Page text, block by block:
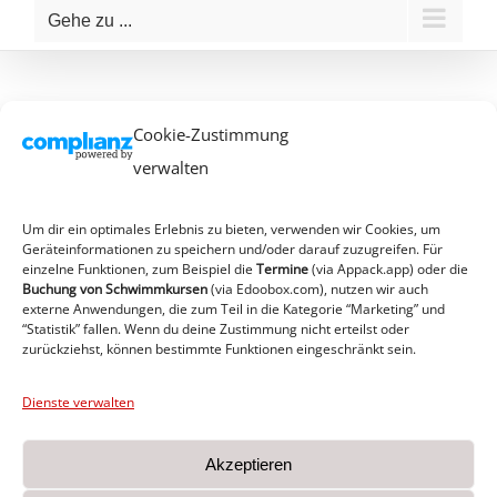
Cookie-Zustimmung
verwalten
Um dir ein optimales Erlebnis zu bieten, verwenden wir Cookies, um
Geräteinformationen zu speichern und/oder darauf zuzugreifen. Für
einzelne Funktionen, zum Beispiel die Termine(via Appack.app) oder die
Buchung von Schwimmkursen(via Edoobox.com), nutzen wir auch
externe Anwendungen, die zum Teil in die Kategorie “Marketing” und
“Statistik” fallen. Wenn du deine Zustimmung nicht erteilst oder
zurückziehst, können bestimmte Funktionen eingeschränkt sein.
Dienste verwalten
Akzeptieren
Gehe zu ...